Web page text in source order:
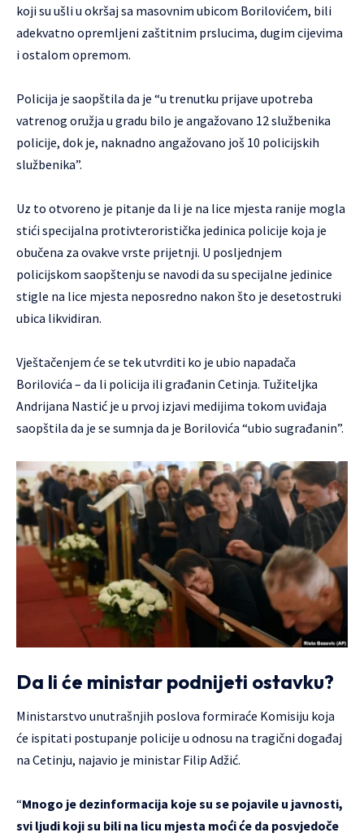
koji su ušli u okršaj sa masovnim ubicom Borilovićem, bili
adekvatno opremljeni zaštitnim prslucima, dugim cijevima
i ostalom opremom.
Policija je saopštila da je “u trenutku prijave upotreba
vatrenog oružja u gradu bilo je angažovano 12 službenika
policije, dok je, naknadno angažovano još 10 policijskih
službenika”.
Uz to otvoreno je pitanje da li je na lice mjesta ranije mogla
stići specijalna protivteroristička jedinica policije koja je
obučena za ovakve vrste prijetnji. U posljednjem
policijskom saopštenju se navodi da su specijalne jedinice
stigle na lice mjesta neposredno nakon što je desetostruki
ubica likvidiran.
Vještačenjem će se tek utvrditi ko je ubio napadača
Borilovića – da li policija ili građanin Cetinja. Tužiteljka
Andrijana Nastić je u prvoj izjavi medijima tokom uviđaja
saopštila da je se sumnja da je Borilovića “ubio sugrađanin”.
Da li će ministar podnijeti ostavku?
Ministarstvo unutrašnjih poslova formiraće Komisiju koja
će ispitati postupanje policije u odnosu na tragični događaj
na Cetinju, najavio je ministar Filip Adžić.
“Mnogo je dezinformacija koje su se pojavile u javnosti,
svi ljudi koji su bili na licu mjesta moći će da posvjedoče